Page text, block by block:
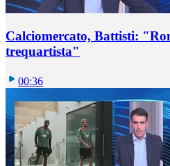
Calciomercato, Battisti:
trequartista"
00:36